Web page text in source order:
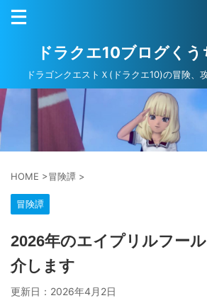
ドラクエ10ブログく
ドラゴンクエストＸ(ドラクエ10)の冒険、
HOME >冒険譚 >
冒険譚
2026年のエイプリルフー
介します
更新日： 2026年4月2日